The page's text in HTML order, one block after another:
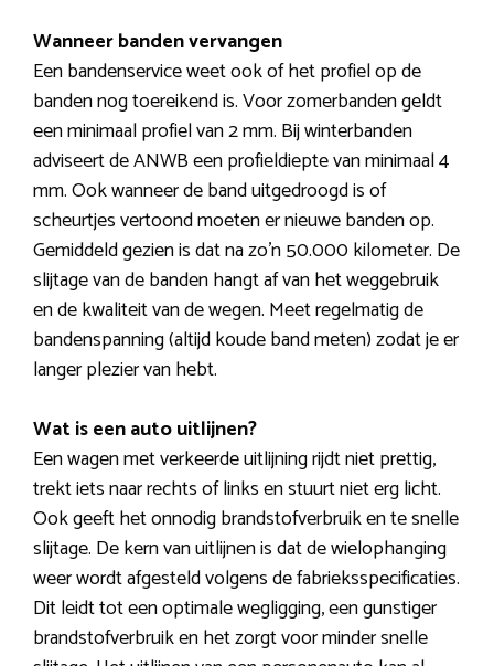
Wanneer banden vervangen
Een bandenservice weet ook of het profiel op de
banden nog toereikend is. Voor zomerbanden geldt
een minimaal profiel van 2 mm. Bij winterbanden
adviseert de ANWB een profieldiepte van minimaal 4
mm. Ook wanneer de band uitgedroogd is of
scheurtjes vertoond moeten er nieuwe banden op.
Gemiddeld gezien is dat na zo’n 50.000 kilometer. De
slijtage van de banden hangt af van het weggebruik
en de kwaliteit van de wegen. Meet regelmatig de
bandenspanning (altijd koude band meten) zodat je er
langer plezier van hebt.
Wat is een auto uitlijnen?
Een wagen met verkeerde uitlijning rijdt niet prettig,
trekt iets naar rechts of links en stuurt niet erg licht.
Ook geeft het onnodig brandstofverbruik en te snelle
slijtage. De kern van uitlijnen is dat de wielophanging
weer wordt afgesteld volgens de fabrieksspecificaties.
Dit leidt tot een optimale wegligging, een gunstiger
brandstofverbruik en het zorgt voor minder snelle